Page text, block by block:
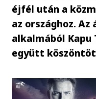
éjfél után a
az országhoz.
alkalmából
együtt